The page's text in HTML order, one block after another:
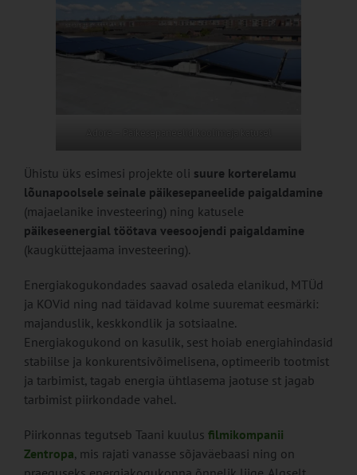
Adore – Päikesepaneelid koolimaja katusel
Ühistu üks esimesi projekte oli suure korterelamu
lõunapoolsele seinale päikesepaneelide paigaldamine
(majaelanike investeering) ning katusele
päikeseenergial töötava veesoojendi paigaldamine
(kaugküttejaama investeering).
Energiakogukondades saavad osaleda elanikud, MTÜd
ja KOVid ning nad täidavad kolme suuremat eesmärki:
majanduslik, keskkondlik ja sotsiaalne.
Energiakogukond on kasulik, sest hoiab energiahindasid
stabiilse ja konkurentsivõimelisena, optimeerib tootmist
ja tarbimist, tagab energia ühtlasema jaotuse st jagab
tarbimist piirkondade vahel.
Piirkonnas tegutseb Taani kuulus filmikompanii
Zentropa, mis rajati vanasse sõjaväebaasi ning on